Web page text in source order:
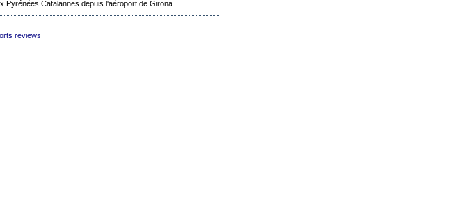
Pyrénées Catalannes depuis l'aéroport de Girona.
reviews